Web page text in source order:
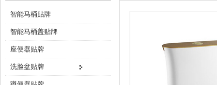
智能马桶贴牌
智能马桶盖贴牌
座便器贴牌
洗脸盆贴牌